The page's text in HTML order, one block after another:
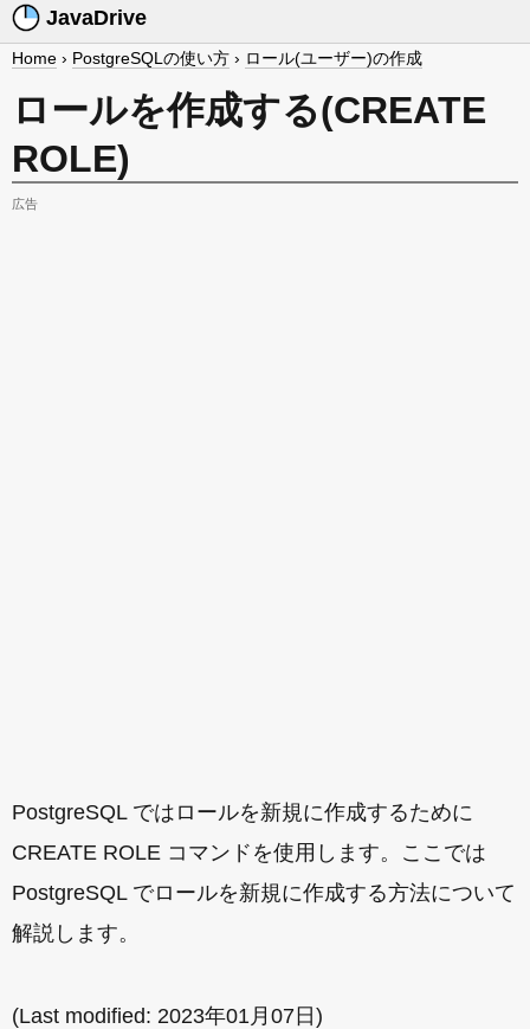
JavaDrive
Home › PostgreSQLの使い方 › ロール(ユーザー)の作成
ロールを作成する(CREATE
ROLE)
広告
PostgreSQL ではロールを新規に作成するために
CREATE ROLE コマンドを使用します。ここでは
PostgreSQL でロールを新規に作成する方法について
解説します。
(Last modified: 2023年01月07日 )